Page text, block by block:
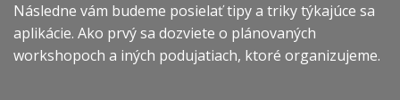
Následne vám budeme posielať tipy a triky týkajúce sa
aplikácie. Ako prvý sa dozviete o plánovaných
workshopoch a iných podujatiach, ktoré organizujeme.